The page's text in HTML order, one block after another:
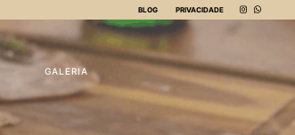
BLOG PRIVACIDADE
GALERIA